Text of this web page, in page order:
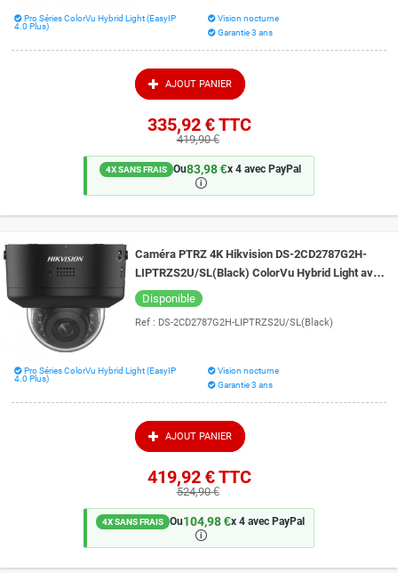
Pro Séries ColorVu Hybrid Light (EasyIP
4.0 Plus)
Vision nocturne
Garantie 3 ans
AJOUT PANIER
335,92 €TTC
419,90 €
4X SANS FRAIS Ou83,98 €x 4 avec PayPal
🛈
Caméra PTRZ 4K Hikvision DS-2CD2787G2H-
LIPTRZS2U/SL(Black) ColorVu Hybrid Light avec
IA et Live Guard vision de nuit 40 mètres
Disponible
Ref : DS-2CD2787G2H-LIPTRZS2U/SL(Black)
Pro Séries ColorVu Hybrid Light (EasyIP
4.0 Plus)
Vision nocturne
Garantie 3 ans
AJOUT PANIER
419,92 €TTC
524,90 €
4X SANS FRAIS Ou104,98 €x 4 avec PayPal
🛈